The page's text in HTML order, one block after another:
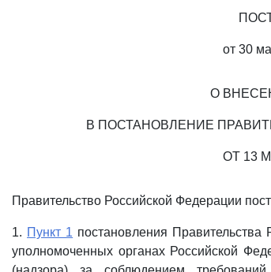
от 30
О
В ПОСТАНОВЛЕНИЕ
ОТ 13
Правительство Российской Федерации
1. Пункт 1 постановления
уполномоченных органах Российской